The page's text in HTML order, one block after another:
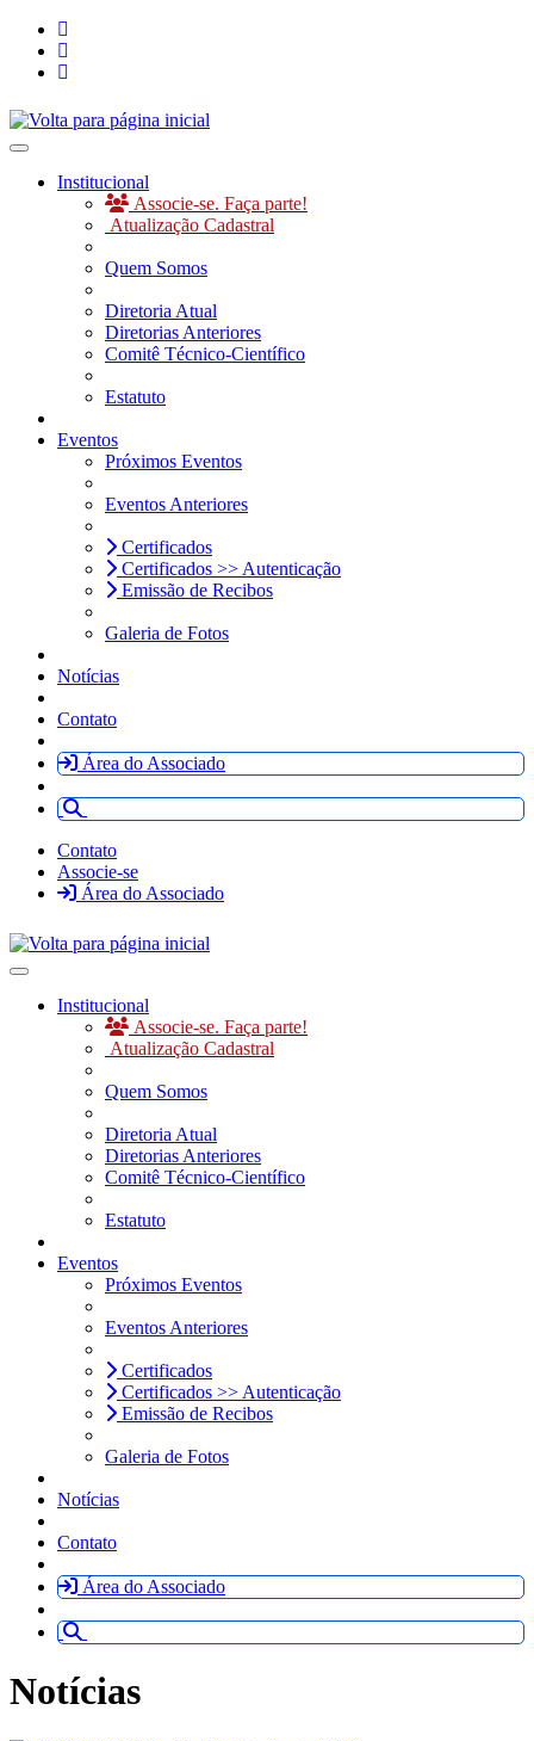
Toggle navigation
Institucional
Associe-se. Faça parte!
Atualização Cadastral
Quem Somos
Diretoria Atual
Diretorias Anteriores
Comitê Técnico-Científico
Estatuto
Eventos
Próximos Eventos
Eventos Anteriores
Certificados
Certificados >> Autenticação
Emissão de Recibos
Galeria de Fotos
Notícias
Contato
Área do Associado
Contato
Associe-se
Área do Associado
Toggle navigation
Institucional
Associe-se. Faça parte!
Atualização Cadastral
Quem Somos
Diretoria Atual
Diretorias Anteriores
Comitê Técnico-Científico
Estatuto
Eventos
Próximos Eventos
Eventos Anteriores
Certificados
Certificados >> Autenticação
Emissão de Recibos
Galeria de Fotos
Notícias
Contato
Área do Associado
Notícias